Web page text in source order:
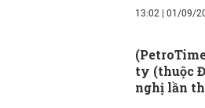
13:02 | 01/09/
ty (thuộc
nghị lần